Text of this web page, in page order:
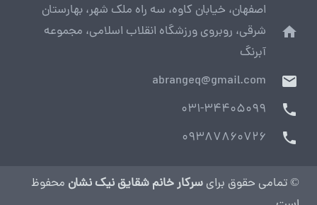
home
اصفهان، خیابان کاوه، سه راه ملک شهر، بهارستان
شرقی، روبروی ورزشگاه انقلاب اسلامی، مجموعه
آبرنگ
mail
abrangeq@gmail.com
phone
031-34405099
phone
09387860726
© تمامی حقوق برایسرکار خانم شقایق نیک نشان محفوظ